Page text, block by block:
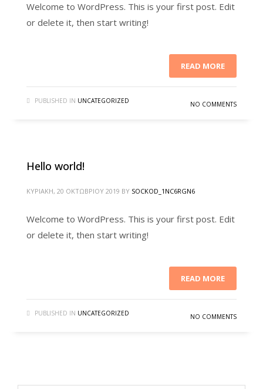
Welcome to WordPress. This is your first post. Edit
or delete it, then start writing!
READ MORE
PUBLISHED IN UNCATEGORIZED NO COMMENTS
Hello world!
ΚΥΡΙΑΚΉ, 20 ΟΚΤΩΒΡΊΟΥ 2019 BY SOCKOD_1NC6RGN6
Welcome to WordPress. This is your first post. Edit
or delete it, then start writing!
READ MORE
PUBLISHED IN UNCATEGORIZED NO COMMENTS